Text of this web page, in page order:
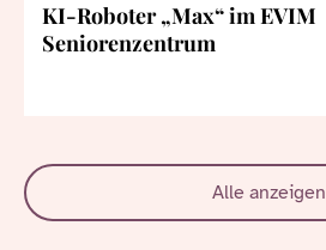
KI-Roboter „Max“ im EVIM
Seniorenzentrum
Alle anzeigen